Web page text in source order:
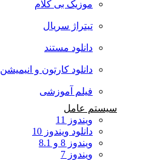
موزیک بی کلام
تیتراژ سریال
دانلود مستند
دانلود کارتون و انیمیشن
فیلم آموزشی
سیستم عامل
ویندوز 11
دانلود ویندوز 10
ویندوز 8 و 8.1
ویندوز 7